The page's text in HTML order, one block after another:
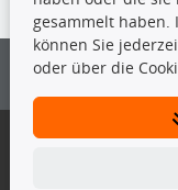
Es ist zu unterlassen, die
vorherige Zustimmung
und/oder diese
Bitte prüfen Sie, ob das
Gegebenenfalls sind
gesammelt haben.
können Sie
oder über die